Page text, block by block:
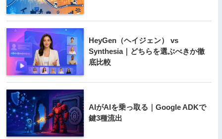
HeyGen（ヘイジェン） vs
Synthesia｜どちらを選ぶべきか徹
底比較
AIがAIを乗っ取る｜Google ADKで
鍵3種流出